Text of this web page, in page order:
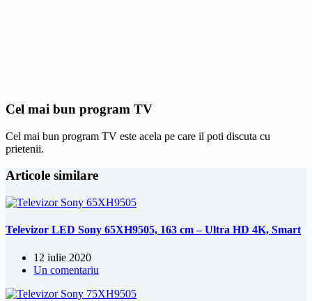
Cel mai bun program TV
Cel mai bun program TV este acela pe care il poti discuta cu
prietenii.
Articole similare
Televizor LED Sony 65XH9505, 163 cm – Ultra HD 4K, Smart
12 iulie 2020
Un comentariu